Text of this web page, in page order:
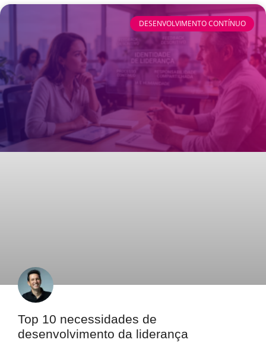
DESENVOLVIMENTO CONTÍNUO
Top 10 necessidades de
desenvolvimento da liderança